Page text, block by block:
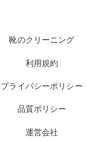
靴のクリーニング
利用規約
プライバシーポリシー
品質ポリシー
運営会社